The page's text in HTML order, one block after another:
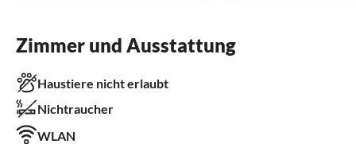
Zimmer und Ausstattung
Haustiere nicht erlaubt
Nichtraucher
WLAN